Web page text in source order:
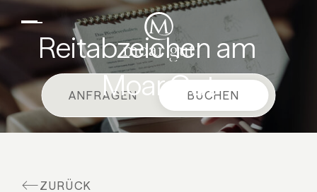
Suiten & Angebote
Familienurlaub
Moar Gut
Kulinarik
DE EN
Reitabzeichen am
Moar Gut
ANFRAGEN BUCHEN
ZURÜCK